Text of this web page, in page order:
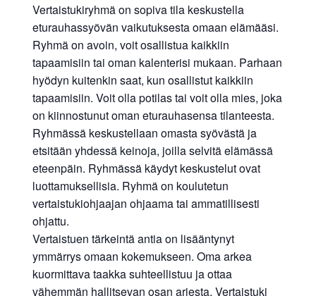
Vertaistukiryhmä on sopiva tila keskustella
eturauhassyövän vaikutuksesta omaan elämääsi.
Ryhmä on avoin, voit osallistua kaikkiin
tapaamisiin tai oman kalenterisi mukaan. Parhaan
hyödyn kuitenkin saat, kun osallistut kaikkiin
tapaamisiin. Voit olla potilas tai voit olla mies, joka
on kiinnostunut oman eturauhasensa tilanteesta.
Ryhmässä keskustellaan omasta syövästä ja
etsitään yhdessä keinoja, joilla selvitä elämässä
eteenpäin. Ryhmässä käydyt keskustelut ovat
luottamuksellisia. Ryhmä on koulutetun
vertaistukiohjaajan ohjaama tai ammatillisesti
ohjattu.
Vertaistuen tärkeintä antia on lisääntynyt
ymmärrys omaan kokemukseen. Oma arkea
kuormittava taakka suhteellistuu ja ottaa
vähemmän hallitsevan osan arjesta. Vertaistuki